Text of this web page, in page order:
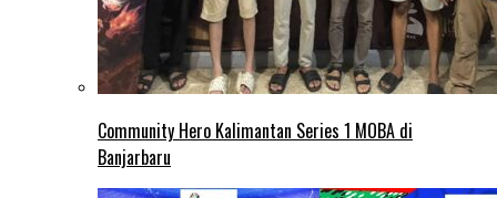
Community Hero Kalimantan Series 1 MOBA di
Banjarbaru